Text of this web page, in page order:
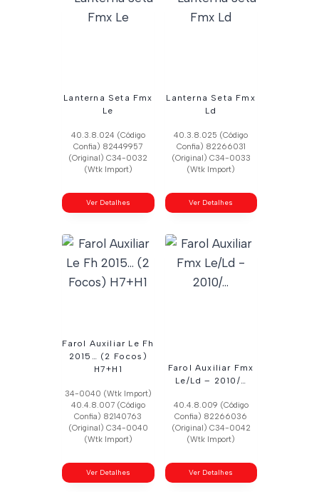
Lanterna Seta Fmx
Le
40.3.8.024 (Código
Confia) 82449957
(Original) C34-0032
(Wtk Import)
Ver Detalhes
Lanterna Seta Fmx
Ld
40.3.8.025 (Código
Confia) 82266031
(Original) C34-0033
(Wtk Import)
Ver Detalhes
Farol Auxiliar Le Fh
2015… (2 Focos)
H7+H1
34-0040 (Wtk Import)
40.4.8.007 (Código
Confia) 82140763
(Original) C34-0040
(Wtk Import)
Ver Detalhes
Farol Auxiliar Fmx
Le/Ld – 2010/…
40.4.8.009 (Código
Confia) 82266036
(Original) C34-0042
(Wtk Import)
Ver Detalhes